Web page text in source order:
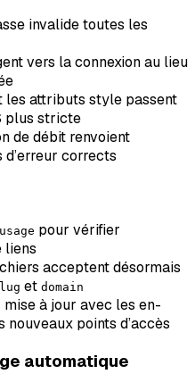
invalide toutes les
vers la connexion au lieu
les attributs style passent
plus stricte
de débit renvoient
d’erreur corrects
pour vérifier
liens
acceptent désormais
et domain
à jour avec les en-
points d’accès
automatique